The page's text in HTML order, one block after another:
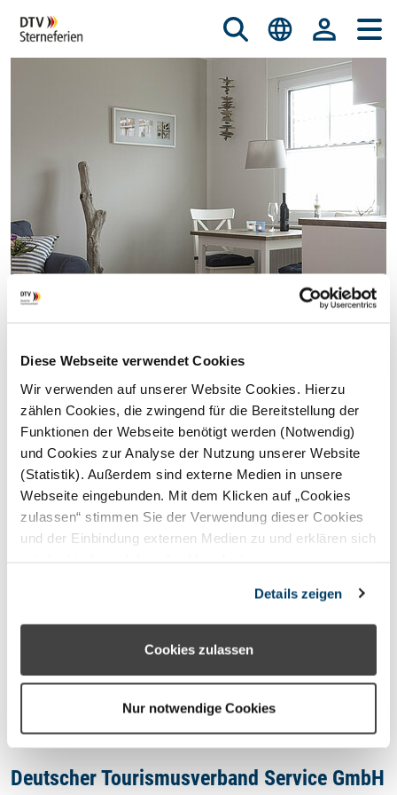
Diese Webseite verwendet Cookies
Wir verwenden auf unserer Website Cookies. Hierzu
zählen Cookies, die zwingend für die Bereitstellung der
Funktionen der Webseite benötigt werden (Notwendig)
und Cookies zur Analyse der Nutzung unserer Website
(Statistik). Außerdem sind externe Medien in unsere
Webseite eingebunden. Mit dem Klicken auf „Cookies
zulassen“ stimmen Sie der Verwendung dieser Cookies
und der Einbindung externen Medien zu und erklären sich
können Sie über die Schaltfläche „Nur notwendige
Cookies“ ohne die Erklärung einer Einwilligung fortfahren.
In diesem Fall werden nur notwendige Cookies
den Cookie- Einstellungen widerrufen oder ändern.
Details zeigen
Cookies zulassen
Nur notwendige Cookies
© istockphoto.com/nicky39
STERNEFERIEN REGION
Oops, an error occurred! Code:
202608101346044acded4c
Deutscher Tourismusverband Service GmbH
Datenschutzhinweis